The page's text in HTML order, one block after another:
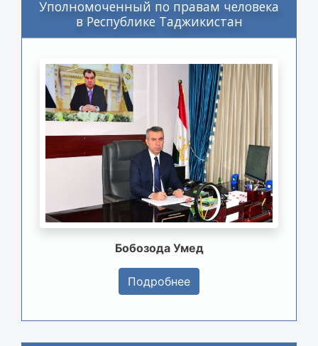
Уполномоченный по правам человека
в Республике Таджикистан
Бобозода Умед
Подробнее